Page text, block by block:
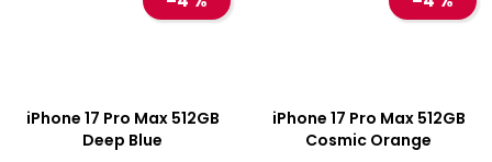
iPhone 17 Pro Max 512GB
Deep Blue
iPhone 17 Pro Max 512GB
Cosmic Orange